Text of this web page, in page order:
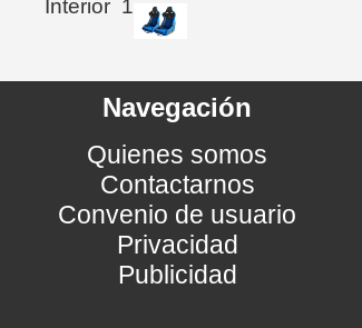
Interior 1
Navegación
Quienes somos
Contactarnos
Convenio de usuario
Privacidad
Publicidad